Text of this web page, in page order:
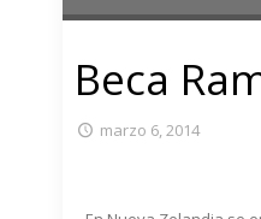
Beca
marzo 6, 2014